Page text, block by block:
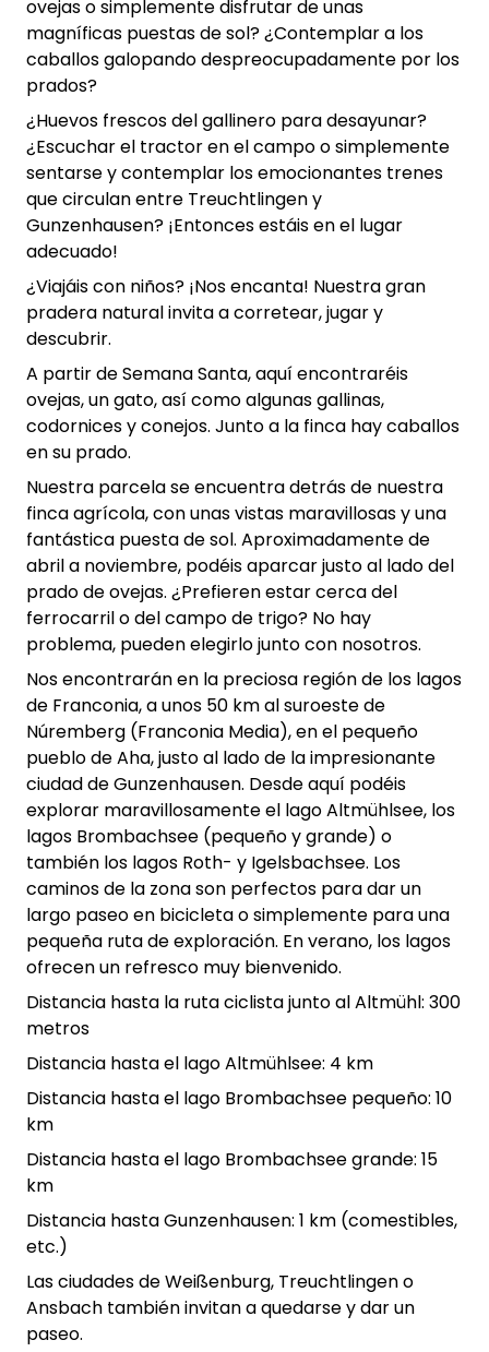
ovejas o simplemente disfrutar de unas
magníficas puestas de sol? ¿Contemplar a los
caballos galopando despreocupadamente por los
prados?
¿Huevos frescos del gallinero para desayunar?
¿Escuchar el tractor en el campo o simplemente
sentarse y contemplar los emocionantes trenes
que circulan entre Treuchtlingen y
Gunzenhausen? ¡Entonces estáis en el lugar
adecuado!
¿Viajáis con niños? ¡Nos encanta! Nuestra gran
pradera natural invita a corretear, jugar y
descubrir.
A partir de Semana Santa, aquí encontraréis
ovejas, un gato, así como algunas gallinas,
codornices y conejos. Junto a la finca hay caballos
en su prado.
Nuestra parcela se encuentra detrás de nuestra
finca agrícola, con unas vistas maravillosas y una
fantástica puesta de sol. Aproximadamente de
abril a noviembre, podéis aparcar justo al lado del
prado de ovejas. ¿Prefieren estar cerca del
ferrocarril o del campo de trigo? No hay
problema, pueden elegirlo junto con nosotros.
Nos encontrarán en la preciosa región de los lagos
de Franconia, a unos 50 km al suroeste de
Núremberg (Franconia Media), en el pequeño
pueblo de Aha, justo al lado de la impresionante
ciudad de Gunzenhausen. Desde aquí podéis
explorar maravillosamente el lago Altmühlsee, los
lagos Brombachsee (pequeño y grande) o
también los lagos Roth- y Igelsbachsee. Los
caminos de la zona son perfectos para dar un
largo paseo en bicicleta o simplemente para una
pequeña ruta de exploración. En verano, los lagos
ofrecen un refresco muy bienvenido.
Distancia hasta la ruta ciclista junto al Altmühl: 300
metros
Distancia hasta el lago Altmühlsee: 4 km
Distancia hasta el lago Brombachsee pequeño: 10
km
Distancia hasta el lago Brombachsee grande: 15
km
Distancia hasta Gunzenhausen: 1 km (comestibles,
etc.)
Las ciudades de Weißenburg, Treuchtlingen o
Ansbach también invitan a quedarse y dar un
paseo.